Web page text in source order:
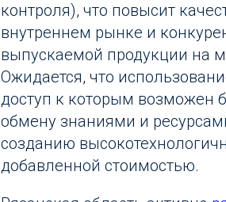
контроля), что повысит
внутреннем рынке и
выпускаемой продукции на
Ожидается, что
доступ к которым возможен
обмену знаниями и
созданию
добавленной стоимостью.